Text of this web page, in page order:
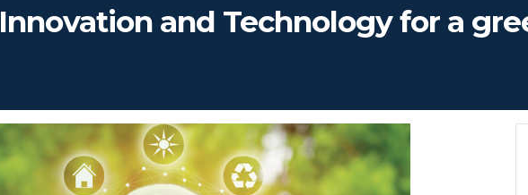
Innovation and Technology for a